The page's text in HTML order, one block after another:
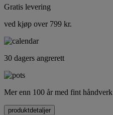
Gratis levering
ved kjøp over 799 kr.
30 dagers angrerett
Mer enn 100 år med fint håndverk
produktdetaljer